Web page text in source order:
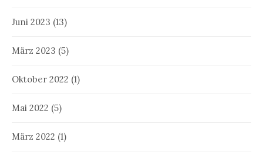
Juni 2023 (13)
März 2023 (5)
Oktober 2022 (1)
Mai 2022 (5)
März 2022 (1)